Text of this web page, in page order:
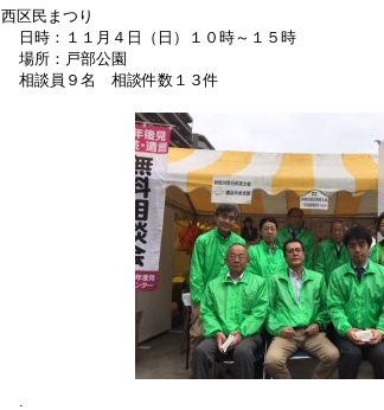
西区民まつり
日時：１１月４日（日）１０時～１５時
場所：戸部公園
相談員９名 相談件数１３件